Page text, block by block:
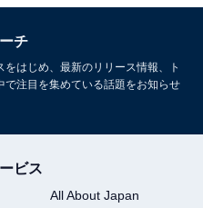
チ
はじめ、最新のリリース情報、ト
注目を集めている話題をお知らせ
ビス
All About Japan